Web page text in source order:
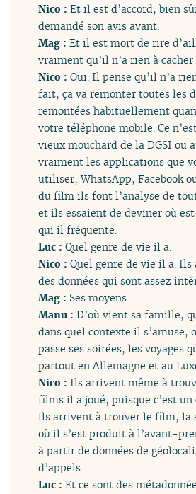
Nico :Et il est d’accord, bien
demandé son avis avant.
Mag :Et il est mort de rire
vraiment qu’il n’a rien à
Nico :Oui. Il pense qu’il n’a
fait, ça va remonter toutes les
remontées habituellement
votre téléphone mobile. Ce
vieux mouchard de la DGSI ou
vraiment les applications que
utiliser, WhatsApp, Facebook
du film ils font l’analyse de
et ils essaient de deviner où
qui il fréquente.
Luc :Quel genre de vie il a.
Nico :Quel genre de vie il a.
des données qui sont assez
Mag : Ses moyens.
Manu :D’où vient sa famille,
dans quel contexte il s’amuse,
passe ses soirées, les voyages
partout en Allemagne et au
Nico :Ils arrivent même à
films il a joué, puisque c’est
ils arrivent à trouver le film, la
où il s’est produit à l’avant-
à partir de données de
d’appels.
Luc :Et ce sont des